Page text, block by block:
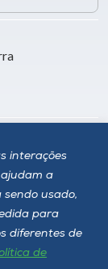
interações
ajudam a
usado,
para
diferentes de
de